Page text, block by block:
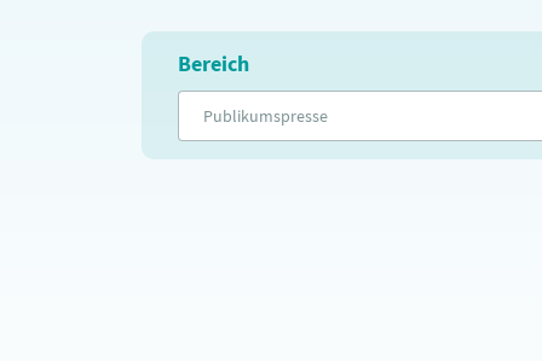
Bereich
Publikumspresse